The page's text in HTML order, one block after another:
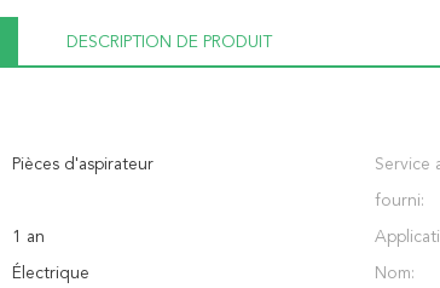
DESCRIPTION DE PRODUIT
Pièces d'aspirateur Service
fourni:
1 an
Électrique Nom: